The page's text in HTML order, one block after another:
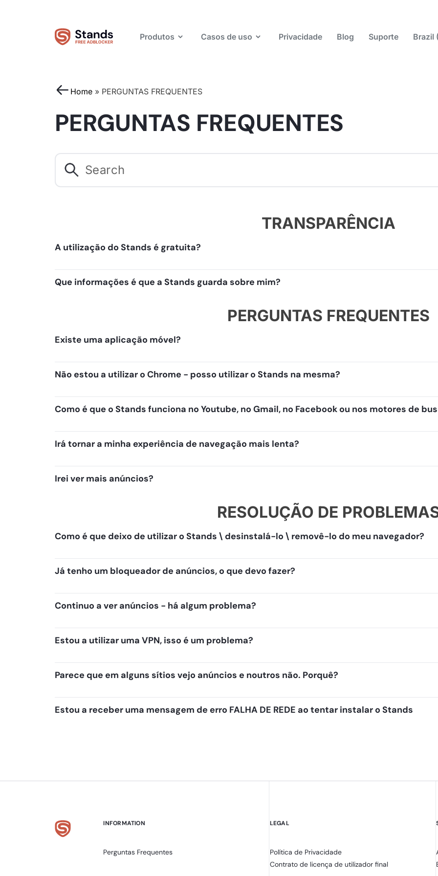
Produtos Casos de uso Privacidade Blog Suporte Brazil
Home » PERGUNTAS FREQUENTES
PERGUNTAS FREQUENTES
TRANSPARÊNCIA
A utilização do Stands é gratuita?
Que informações é que a Stands guarda sobre mim?
PERGUNTAS FREQUENTES
Existe uma aplicação móvel?
Não estou a utilizar o Chrome - posso utilizar o Stands na mesma?
Como é que o Stands funciona no Youtube, no Gmail, no Facebook ou nos motores de
Irá tornar a minha experiência de navegação mais lenta?
Irei ver mais anúncios?
RESOLUÇÃO DE
Como é que deixo de utilizar o Stands \ desinstalá-lo \ removê-lo do meu navegador?
Já tenho um bloqueador de anúncios, o que devo fazer?
Continuo a ver anúncios - há algum problema?
Estou a utilizar uma VPN, isso é um problema?
Parece que em alguns sítios vejo anúncios e noutros não. Porquê?
Estou a receber uma mensagem de erro FALHA DE REDE ao tentar instalar o Stands
INFORMATION
Perguntas Frequentes
LEGAL
Política de Privacidade
Contrato de licença de utilizador final